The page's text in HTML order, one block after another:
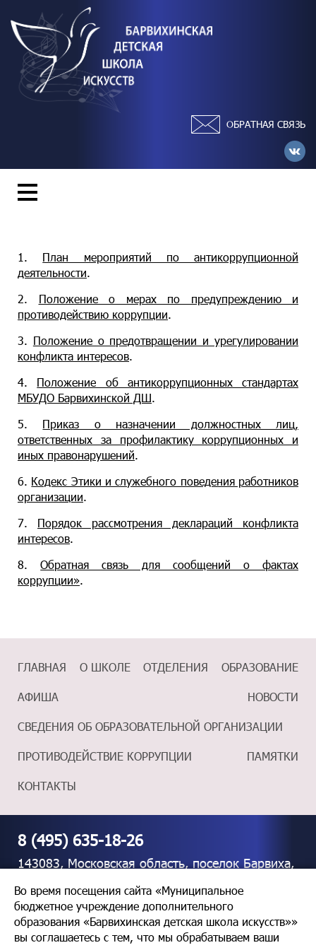
ОБРАТНАЯ СВЯЗЬ
1. План мероприятий по антикоррупционной
деятельности.
2. Положение о мерах по предупреждению и
противодействию коррупции.
3. Положение о предотвращении и урегулировании
конфликта интересов.
4. Положение об антикоррупционных стандартах
МБУДО Барвихинской ДШ.
5. Приказ о назначении должностных лиц,
ответственных за профилактику коррупционных и
иных правонарушений.
6. Кодекс Этики и служебного поведения работников
организации.
7. Порядок рассмотрения деклараций конфликта
интересов.
8.Обратная связь для сообщений о фактах
коррупции».
ГЛАВНАЯ О ШКОЛЕ ОТДЕЛЕНИЯ
ОБРАЗОВАНИЕ
АФИША
НОВОСТИ
СВЕДЕНИЯ ОБ ОБРАЗОВАТЕЛЬНОЙ ОРГАНИЗАЦИИ
ПРОТИВОДЕЙСТВИЕ КОРРУПЦИИ
ПАМЯТКИ
КОНТАКТЫ
8 (495) 635-18-26
143083, Московская область, поселок Барвиха,
mazurka46@mail.ru
Во время посещения сайта «Муниципальное
бюджетное учреждение дополнительного
образования «Барвихинская детская школа искусств»»
вы соглашаетесь с тем, что мы обрабатываем ваши